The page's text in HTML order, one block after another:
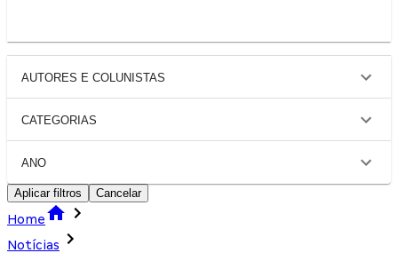
AUTORES E COLUNISTAS
CATEGORIAS
ANO
Aplicar filtros Cancelar
Home
Notícias